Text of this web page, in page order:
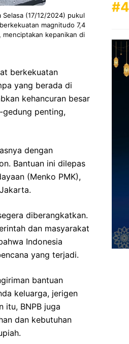
(17/12/2024) pukul
magnitudo 7,4
kepanikan di
berkekuatan
yang berada di
kehancuran besar
gedung penting,
dengan
Bantuan ini dilepas
(Menko PMK),
diberangkatkan.
dan masyarakat
Indonesia
yang terjadi.
bantuan
keluarga, jerigen
itu, BNPB juga
dan kebutuhan